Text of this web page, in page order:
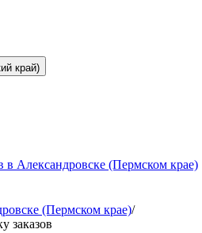
край)
в Александровске (Пермском крае)
(Пермском крае)/
заказов